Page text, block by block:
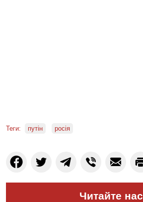
Теги: путін росія
Читайте нас